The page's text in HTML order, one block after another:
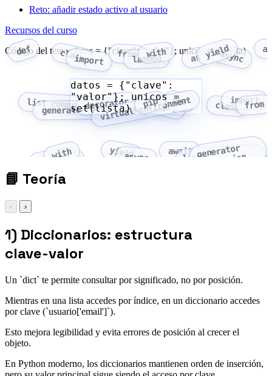
Reto: añadir estado activo al usuario
Recursos del curso
Código del tema: datos = {"clave": "valor"}; unicos = set(lista)
def classimport fromlambda
with as yieldasync
list comprehension
generator expression
decorator
virtual environment
pipPyPIdef class
import
from
lambda
withas yieldasync await
listgenerator
expression
datos = {"clave":
"valor"}; unicos =
set(lista)
📘 Teoría
‹ ›
1) Diccionarios: estructura
clave-valor
Un `dict` te permite consultar por significado, no por posición.
Mientras en una lista accedes por índice, en un diccionario accedes
por clave (`usuario['email']`).
Esto mejora legibilidad y evita errores de posición al crecer el
objeto.
En Python moderno, los diccionarios mantienen orden de inserción,